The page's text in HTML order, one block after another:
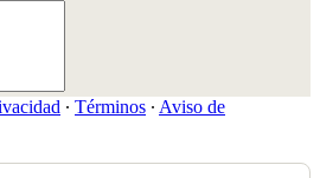
∙ Términos ∙ Aviso de